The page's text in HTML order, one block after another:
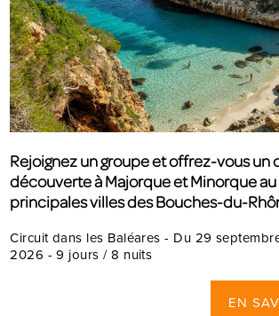
Rejoignez un groupe et offrez-vous un
découverte à Majorque et Minorque
principales villes des Bouches-du-
Circuit dans les Baléares - Du 29
2026 - 9 jours / 8 nuits
EN